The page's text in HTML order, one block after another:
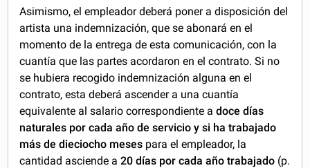
Asimismo, el empleador deberá poner a disposición del
artista una indemnización, que se abonará en el
momento de la entrega de esta comunicación, con la
cuantía que las partes acordaron en el contrato. Si no
se hubiera recogido indemnización alguna en el
contrato, esta deberá ascender a una cuantía
equivalente al salario correspondiente a doce días
naturales por cada año de servicio y si ha trabajado
más de dieciocho meses para el empleador, la
cantidad asciende a 20 días por cada año trabajado (p.